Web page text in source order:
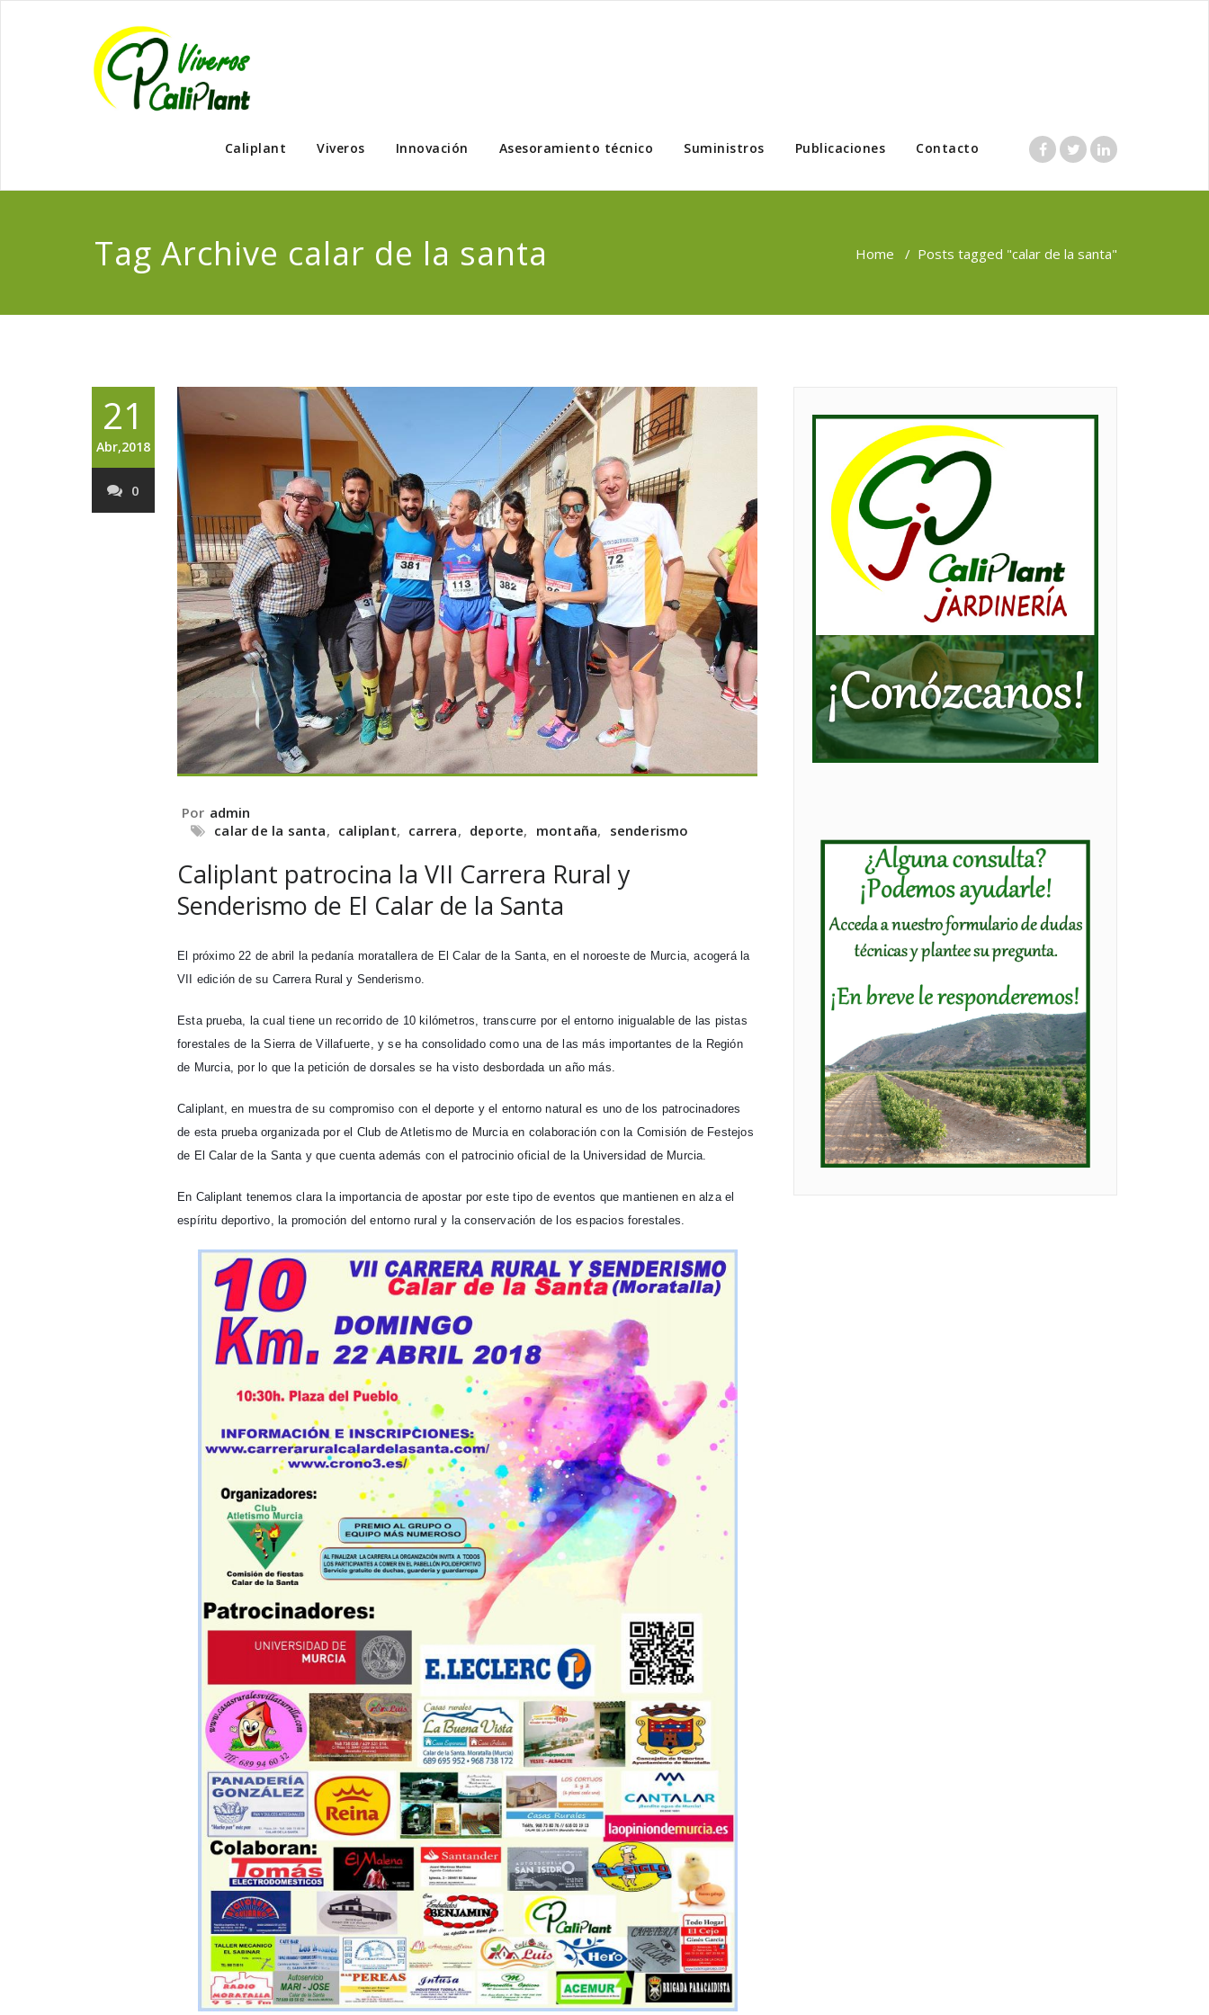
Caliplant Viveros Innovación Asesoramiento técnico Suministros Publicaciones Contacto
Tag Archive calar de la santa Home / Posts tagged "calar de la santa"
21
Abr,2018
0
Por admin
calar de la santa, caliplant, carrera, deporte, montaña, senderismo
Caliplant patrocina la VII Carrera Rural y
Senderismo de El Calar de la Santa
El próximo 22 de abril la pedanía moratallera de El Calar de la Santa, en el noroeste de Murcia, acogerá la
VII edición de su Carrera Rural y Senderismo.
Esta prueba, la cual tiene un recorrido de 10 kilómetros, transcurre por el entorno inigualable de las pistas
forestales de la Sierra de Villafuerte, y se ha consolidado como una de las más importantes de la Región
de Murcia, por lo que la petición de dorsales se ha visto desbordada un año más.
Caliplant, en muestra de su compromiso con el deporte y el entorno natural es uno de los patrocinadores
de esta prueba organizada por el Club de Atletismo de Murcia en colaboración con la Comisión de Festejos
de El Calar de la Santa y que cuenta además con el patrocinio oficial de la Universidad de Murcia.
En Caliplant tenemos clara la importancia de apostar por este tipo de eventos que mantienen en alza el
espíritu deportivo, la promoción del entorno rural y la conservación de los espacios forestales.